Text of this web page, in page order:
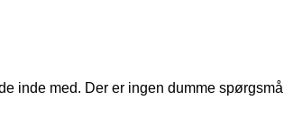
inde med. Der er ingen dumme